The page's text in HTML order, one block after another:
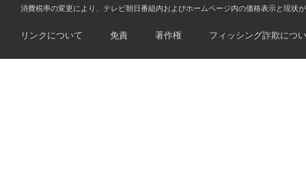
消費税率の変更により、テレビ朝日番組内およびホームページ内の価格表示と現状
リンクについて 免責 著作権 フィッシング詐欺につ